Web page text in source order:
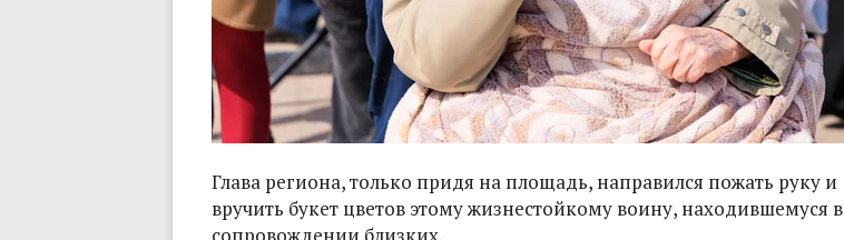
Глава региона, только придя на площадь, направился пожать руку и
вручить букет цветов этому жизнестойкому воину, находившемуся в